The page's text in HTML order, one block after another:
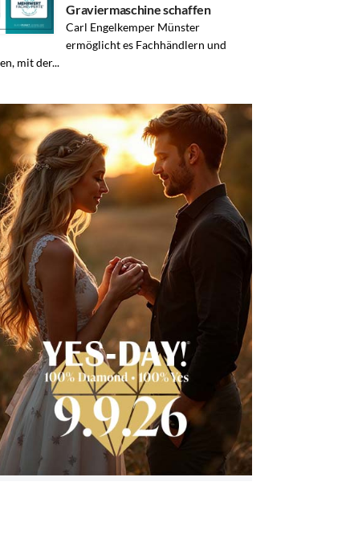
Graviermaschine schaffen
Carl Engelkemper Münster
ermöglicht es Fachhändlern und
mit der...